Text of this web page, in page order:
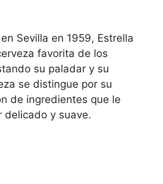
Sevilla en 1959, Estrella
favorita de los
su paladar y su
se distingue por su
de ingredientes que le
delicado y suave.